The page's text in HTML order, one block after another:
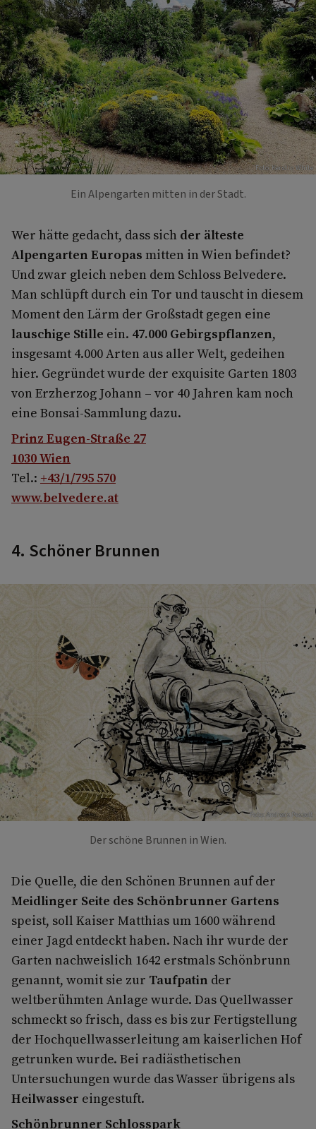
Foto: Kerstin White
Ein Alpengarten mitten in der Stadt.
Wer hätte gedacht, dass sich der älteste
Alpengarten Europas mitten in Wien befindet?
Und zwar gleich neben dem Schloss Belvedere.
Man schlüpft durch ein Tor und tauscht in diesem
Moment den Lärm der Großstadt gegen eine
lauschige Stille ein. 47.000 Gebirgspflanzen,
insgesamt 4.000 Arten aus aller Welt, gedeihen
hier. Gegründet wurde der exquisite Garten 1803
von Erzherzog Johann – vor 40 Jahren kam noch
eine Bonsai-Sammlung dazu.
Prinz Eugen-Straße 27
1030 Wien
Tel.: +43/1/795 570
www.belvedere.at
4. Schöner Brunnen
Foto: Andreas Posselt
Der schöne Brunnen in Wien.
Die Quelle, die den Schönen Brunnen auf der
Meidlinger Seite des Schönbrunner Gartens
speist, soll Kaiser Matthias um 1600 während
einer Jagd entdeckt haben. Nach ihr wurde der
Garten nachweislich 1642 erstmals Schönbrunn
genannt, womit sie zur Taufpatin der
weltberühmten Anlage wurde. Das Quellwasser
schmeckt so frisch, dass es bis zur Fertigstellung
der Hochquellwasserleitung am kaiserlichen Hof
getrunken wurde. Bei radiästhetischen
Untersuchungen wurde das Wasser übrigens als
Heilwasser eingestuft.
Schönbrunner Schlosspark